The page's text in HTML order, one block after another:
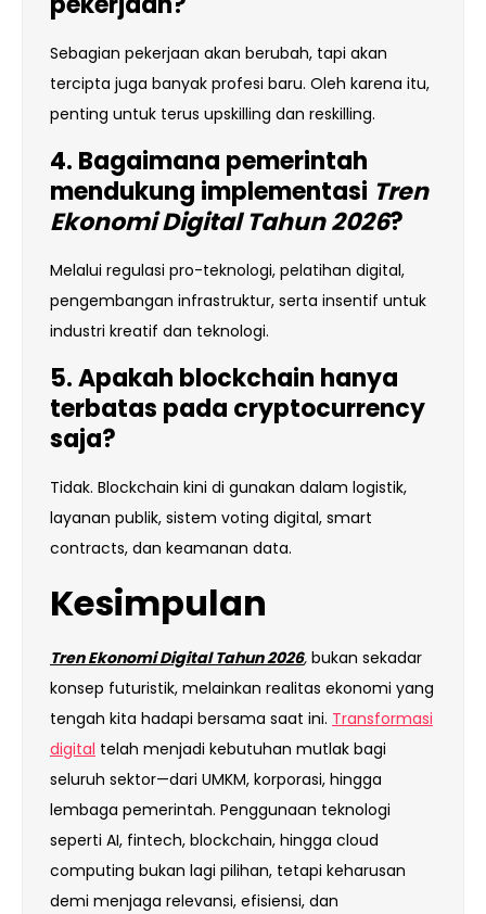
Sebagian pekerjaan akan berubah, tapi akan
tercipta juga banyak profesi baru. Oleh karena itu,
penting untuk terus upskilling dan reskilling.
4. Bagaimana pemerintah
mendukung implementasi Tren
Ekonomi Digital Tahun 2026?
Melalui regulasi pro-teknologi, pelatihan digital,
pengembangan infrastruktur, serta insentif untuk
industri kreatif dan teknologi.
5. Apakah blockchain hanya
terbatas pada cryptocurrency
saja?
Tidak. Blockchain kini di gunakan dalam logistik,
layanan publik, sistem voting digital, smart
contracts, dan keamanan data.
Kesimpulan
Tren Ekonomi Digital Tahun 2026, bukan sekadar
konsep futuristik, melainkan realitas ekonomi yang
tengah kita hadapi bersama saat ini. Transformasi
digital telah menjadi kebutuhan mutlak bagi
seluruh sektor—dari UMKM, korporasi, hingga
lembaga pemerintah. Penggunaan teknologi
seperti AI, fintech, blockchain, hingga cloud
computing bukan lagi pilihan, tetapi keharusan
demi menjaga relevansi, efisiensi, dan